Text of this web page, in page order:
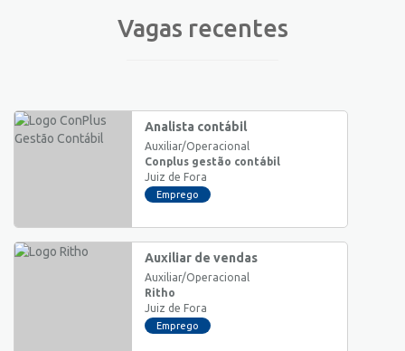
Vagas recentes
Analista contábil
Auxiliar/Operacional
Conplus gestão contábil
Juiz de Fora
Emprego
Auxiliar de vendas
Auxiliar/Operacional
Ritho
Juiz de Fora
Emprego